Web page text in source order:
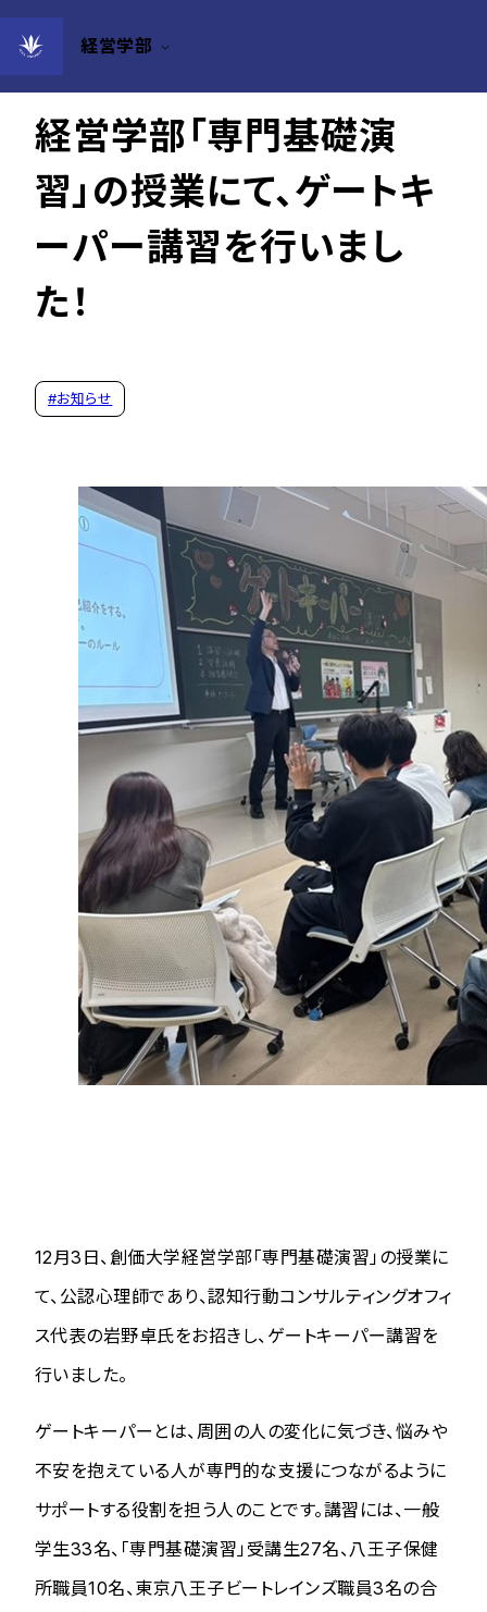
経営学部
2025年12月25日
経営学部「専門基礎演
習」の授業にて、ゲートキ
ーパー講習を行いまし
た！
#お知らせ
12月3日、創価大学経営学部「専門基礎演習」の授業に
て、公認心理師であり、認知行動コンサルティングオフィ
ス代表の岩野卓氏をお招きし、ゲートキーパー講習を
行いました。
ゲートキーパーとは、周囲の人の変化に気づき、悩みや
不安を抱えている人が専門的な支援につながるように
サポートする役割を担う人のことです。講習には、一般
学生33名、「専門基礎演習」受講生27名、八王子保健
所職員10名、東京八王子ビートレインズ職員3名の合